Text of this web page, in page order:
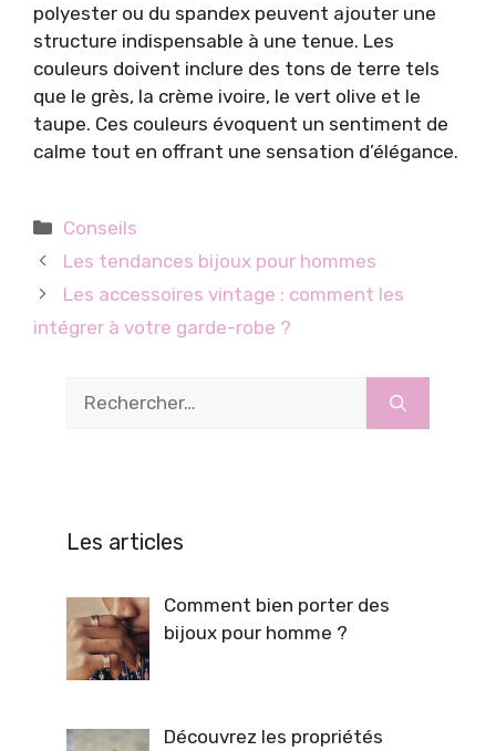
polyester ou du spandex peuvent ajouter une
structure indispensable à une tenue. Les
couleurs doivent inclure des tons de terre tels
que le grès, la crème ivoire, le vert olive et le
taupe. Ces couleurs évoquent un sentiment de
calme tout en offrant une sensation d’élégance.
Catégories
Conseils
Les tendances bijoux pour hommes
Les accessoires vintage : comment les
intégrer à votre garde-robe ?
Les articles
Comment bien porter des
bijoux pour homme ?
Découvrez les propriétés